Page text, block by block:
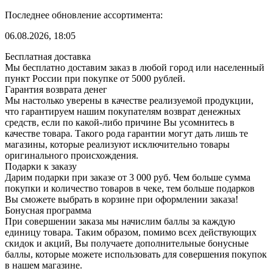
Последнее обновление ассортимента:
06.08.2026, 18:05
Бесплатная доставка
Мы бесплатно доставим заказ в любой город или населенный
пункт России при покупке от 5000 рублей.
Гарантия возврата денег
Мы настолько уверены в качестве реализуемой продукции,
что гарантируем нашим покупателям возврат денежных
средств, если по какой-либо причине Вы усомнитесь в
качестве товара. Такого рода гарантии могут дать лишь те
магазины, которые реализуют исключительно товары
оригинального происхождения.
Подарки к заказу
Дарим подарки при заказе от 3 000 руб. Чем больше сумма
покупки и количество товаров в чеке, тем больше подарков
Вы сможете выбрать в корзине при оформлении заказа!
Бонусная программа
При совершении заказа мы начислим баллы за каждую
единицу товара. Таким образом, помимо всех действующих
скидок и акций, Вы получаете дополнительные бонусные
баллы, которые можете использовать для совершения покупок
в нашем магазине.